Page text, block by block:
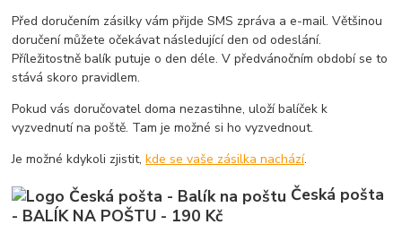
Před doručením zásilky vám přijde SMS zpráva a e-mail. Většinou
doručení můžete očekávat následující den od odeslání.
Příležitostně balík putuje o den déle. V předvánočním období se to
stává skoro pravidlem.
Pokud vás doručovatel doma nezastihne, uloží balíček k
vyzvednutí na poště. Tam je možné si ho vyzvednout.
Je možné kdykoli zjistit,kde se vaše zásilka nachází.
Česká pošta
- BALÍK NA POŠTU - 190 Kč